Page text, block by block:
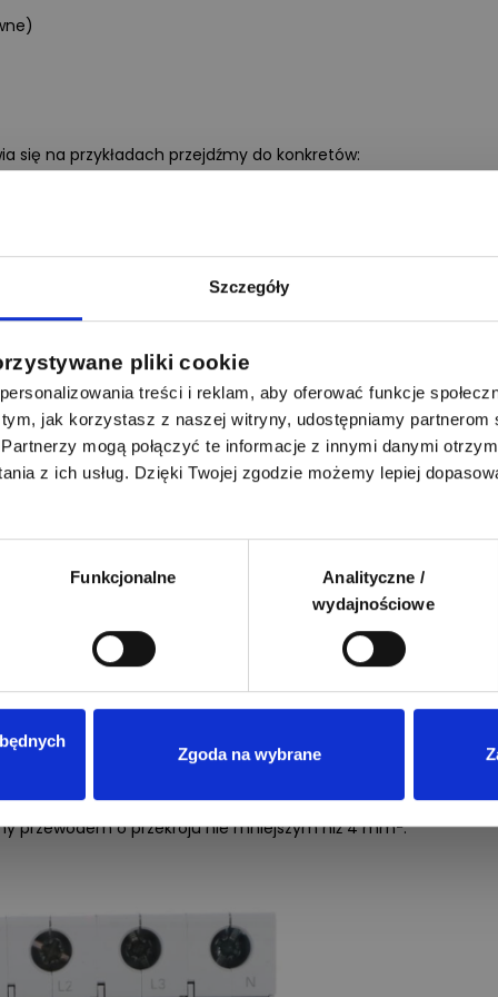
Szczegóły
pliki cookie
treści i reklam, aby oferować funkcje
jak korzystasz z naszej witryny, udostępniamy partnerom
mogą połączyć te informacje z innymi danymi
z ich usług. Dzięki Twojej zgodzie możemy lepiej
Funkcjonalne
Analityczne /
wydajnościowe
Zgoda na wybrane
się na przykładach przejdźmy do konkretów:
ogranicznik przepięć
przepięcia, lecz zmniejsza jego wartość, więc ograniczniki
i muszą być skoordynowane energetycznie tak, aby każdy
sobie z wartością przepięcia, które do niego dociera.
do wartości napięć, które nie zagrażają chronionemu
musi mieć zagwarantowane odpowiednie
systemu uziemienia (ważna jest właściwa rezystancja
przekroju zalecanym przez producenta dostosowanym do
łącznej maksymalnych długości przewodów łączących
fazowymi oraz przewodem neutralnym.
dokręcone wkrętakiem lub kluczem dynamometrycznym
podanym w Nm.
4P 12,5kA SPBT12‑280/4 158331
z bezpośredniego wyładowania atmosferycznego.
przewodem o przekroju nie mniejszym niż 4 mm2.